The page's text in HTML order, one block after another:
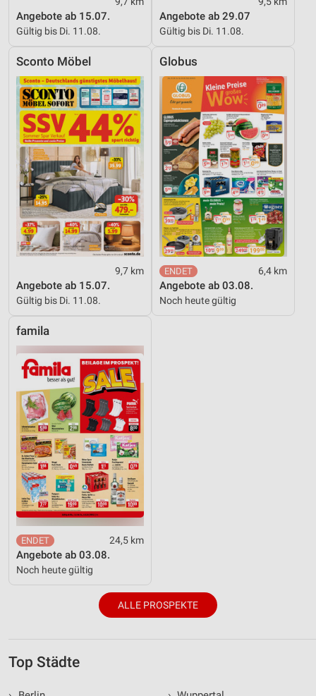
Angebote ab 15.07.
Gültig bis Di. 11.08.
Angebote ab 29.07
Gültig bis Di. 11.08.
Sconto Möbel
9,7 km
Angebote ab 15.07.
Gültig bis Di. 11.08.
Globus
6,4 km
Angebote ab 03.08.
Noch heute gültig
famila
24,5 km
Angebote ab 03.08.
Noch heute gültig
ALLE PROSPEKTE
Top Städte